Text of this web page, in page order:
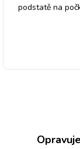
podstatě na